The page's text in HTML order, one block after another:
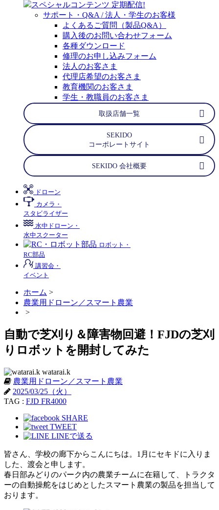
スペシャルコンテンツ 定期配信!
サポート・Q&A / 法人・学生のお客様
よくあるご質問（製品Q&A）
購入後のお問い合わせフォーム
各種ダウンロード
修理のお申し込みフォーム
法人のお客さま
代理店希望のお客さま
教育機関のお客さま
学生・教職員のお客さま
取扱店舗一覧
SEKIDO
コーポレートサイト
SEKIDO 会社概要
ドローン
カメラ・
スタビライザー
水中ドローン・
水中スクーター
ロボット・
RC部品
講習会・
イベント
ホーム >
農業用ドローン／スマート農業
>
自動で芝刈り＆障害物回避！FJDの芝刈
りロボットを開封してみた
watarai.k
農業用ドローン／スマート農業
2025/03/25（火）
TAG : FJD FR4000
SHARE
TWEET
LINEで送る
皆さん、学校の廊下からこんにちは。1月にセキドに入りま
した、渡会と申します。
春日部みどりのパーク内の農業チームに在籍して、トラクタ
ーの自動操舵をはじめとしたスマート農業の製品を担当して
おります。